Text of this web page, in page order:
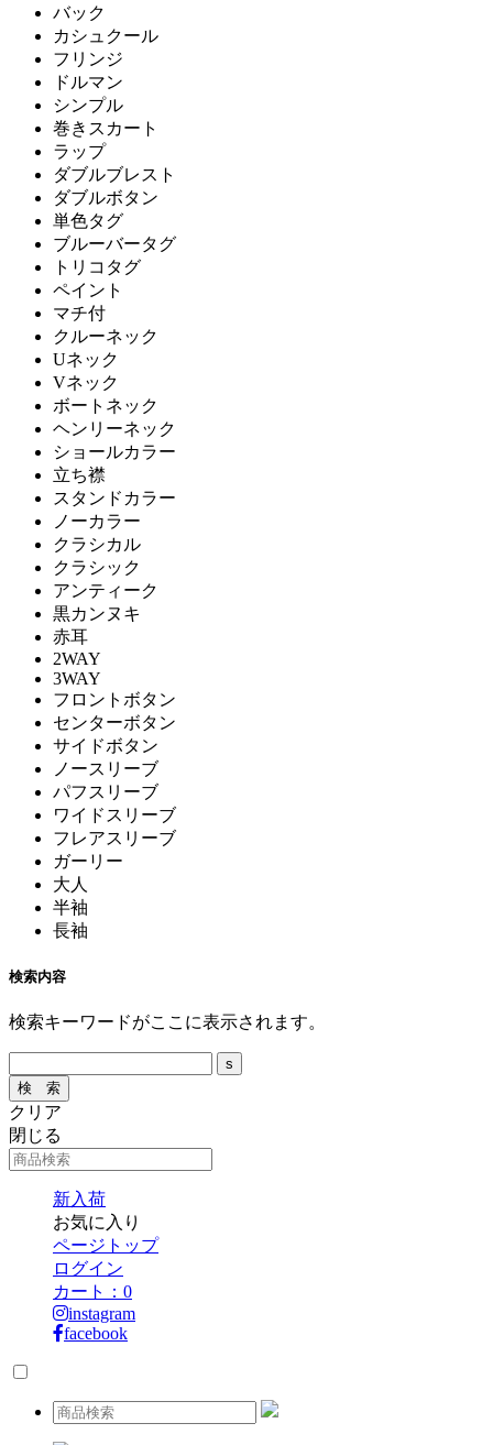
バック
カシュクール
フリンジ
ドルマン
シンプル
巻きスカート
ラップ
ダブルブレスト
ダブルボタン
単色タグ
ブルーバータグ
トリコタグ
ペイント
マチ付
クルーネック
Uネック
Vネック
ボートネック
ヘンリーネック
ショールカラー
立ち襟
スタンドカラー
ノーカラー
クラシカル
クラシック
アンティーク
黒カンヌキ
赤耳
2WAY
3WAY
フロントボタン
センターボタン
サイドボタン
ノースリーブ
パフスリーブ
ワイドスリーブ
フレアスリーブ
ガーリー
大人
半袖
長袖
検索内容
検索キーワードがここに表示されます。
クリア
閉じる
新入荷
お気に入り
ページトップ
ログイン
カート： 0
instagram
facebook